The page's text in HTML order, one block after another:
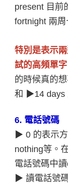
present 目前
fortnight 兩
特別是表示
試的高頻單字
的時候真的
和 ▶14 days
6. 電話號碼
▶ 0 的表示
nothing等。
電話號碼中讀
▶ 讀電話號